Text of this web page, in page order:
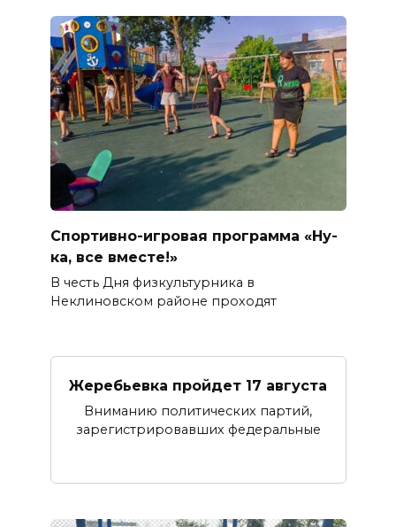
Спортивно-игровая программа «Ну-
ка, все вместе!»
В честь Дня физкультурника в
Неклиновском районе проходят
Жеребьевка пройдет 17 августа
Вниманию политических партий,
зарегистрировавших федеральные